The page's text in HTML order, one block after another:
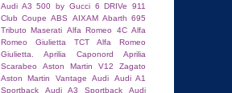
Audi A3 500 by Gucci 6 DRIVe
911
Club Coupe ABS AIXAM Abarth 695
Tributo Maserati Alfa Romeo 4C Alfa
Romeo Giulietta TCT
Alfa Romeo
Giulietta.
Aprilia Caponord
Aprilia
Scarabeo
Aston Martin V12 Zagato
Aston Martin Vantage
Audi
Audi A1
Sportback
Audi A3 Sportback
Audi